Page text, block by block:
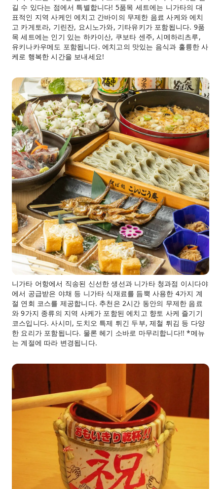
길 수 있다는 점에서 특별합니다! 5품목 세트에는 니가타의 대
표적인 지역 사케인 에치고 간바이의 무제한 음료 사케와 에치
고 카게토라, 기린잔, 요시노가와, 기타유키가 포함됩니다. 9품
목 세트에는 인기 있는 하카이산, 쿠보타 센주, 시메하리츠루,
유키나카우메도 포함됩니다. 에치고의 맛있는 음식과 훌륭한 사
케로 행복한 시간을 보내세요!
니가타 어항에서 직송된 신선한 생선과 니가타 청과점 이시다야
에서 공급받은 야채 등 니가타 식재료를 듬뿍 사용한 4가지 계
절 연회 코스를 제공합니다. 추천은 2시간 동안의 무제한 음료
와 9가지 종류의 지역 사케가 포함된 에치고 향토 사케 즐기기
코스입니다. 사시미, 도치오 특제 튀긴 두부, 제철 튀김 등 다양
한 요리가 포함됩니다. 물론 헤기 소바로 마무리합니다!! *메뉴
는 계절에 따라 변경됩니다.